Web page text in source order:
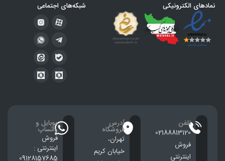
نمادهای الکترونیکی شبکه‌های اجتماعی
تلفن
02188813120
فروش
اینترنتی
آدرس
فروشگاه
تهران،
خيابان كريم
موبایل و
واتساپ
فروش
اینترنتی :
09128157685